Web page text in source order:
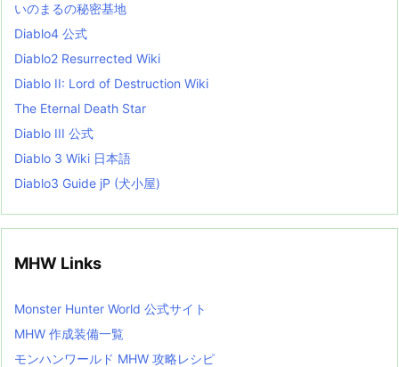
i
s
t
いのまるの秘密基地
Diablo4 公式
Diablo2 Resurrected Wiki
Diablo II: Lord of Destruction Wiki
The Eternal Death Star
Diablo III 公式
Diablo 3 Wiki 日本語
Diablo3 Guide jP (犬小屋)
MHW Links
Monster Hunter World 公式サイト
MHW 作成装備一覧
モンハンワールド MHW 攻略レシピ